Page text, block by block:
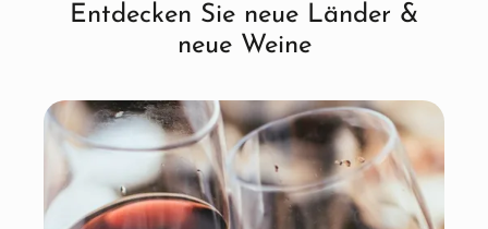
Entdecken Sie neue Länder &
neue Weine